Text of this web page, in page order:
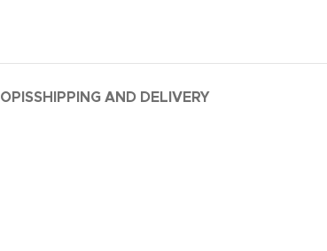
OPISSHIPPING AND DELIVERY